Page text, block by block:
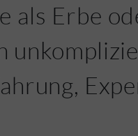
als Erbe